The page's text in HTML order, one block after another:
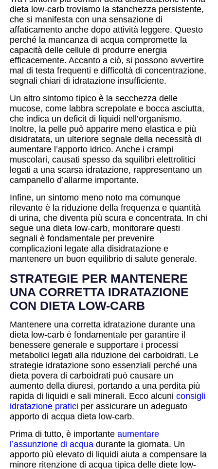
dieta low-carb troviamo la stanchezza persistente,
che si manifesta con una sensazione di
affaticamento anche dopo attività leggere. Questo
perché la mancanza di acqua compromette la
capacità delle cellule di produrre energia
efficacemente. Accanto a ciò, si possono avvertire
mal di testa frequenti e difficoltà di concentrazione,
segnali chiari di idratazione insufficiente.
Un altro sintomo tipico è la secchezza delle
mucose, come labbra screpolate e bocca asciutta,
che indica un deficit di liquidi nell’organismo.
Inoltre, la pelle può apparire meno elastica e più
disidratata, un ulteriore segnale della necessità di
aumentare l’apporto idrico. Anche i crampi
muscolari, causati spesso da squilibri elettrolitici
legati a una scarsa idratazione, rappresentano un
campanello d’allarme importante.
Infine, un sintomo meno noto ma comunque
rilevante è la riduzione della frequenza e quantità
di urina, che diventa più scura e concentrata. In chi
segue una dieta low-carb, monitorare questi
segnali è fondamentale per prevenire
complicazioni legate alla disidratazione e
mantenere un buon equilibrio di salute generale.
STRATEGIE PER MANTENERE
UNA CORRETTA IDRATAZIONE
CON DIETA LOW-CARB
Mantenere una corretta idratazione durante una
dieta low-carb è fondamentale per garantire il
benessere generale e supportare i processi
metabolici legati alla riduzione dei carboidrati. Le
strategie idratazione sono essenziali perché una
dieta povera di carboidrati può causare un
aumento della diuresi, portando a una perdita più
rapida di liquidi e sali minerali. Ecco alcuni consigli
idratazione pratici per assicurare un adeguato
apporto di acqua dieta low-carb.
Prima di tutto, è importante aumentare
l’assunzione di acqua durante la giornata. Un
apporto più elevato di liquidi aiuta a compensare la
minore ritenzione di acqua tipica delle diete low-